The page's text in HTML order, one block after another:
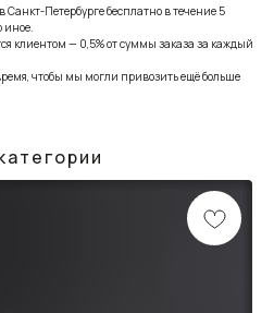
Петербурге бесплатно в течение 5
иное.
клиентом — 0,5% от суммы заказа за каждый
чтобы мы могли привозить ещё больше